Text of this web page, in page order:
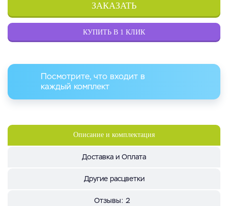
ЗАКАЗАТЬ
КУПИТЬ В 1 КЛИК
Посмотрите, что входит в
каждый комплект
Описание и комплектация
Доставка и Оплата
Другие расцветки
Отзывы: 2